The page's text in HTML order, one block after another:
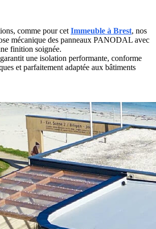
comme pour cet Immeuble à Brest, nos
mécanique des panneaux PANODAL avec
finition soignée.
une isolation performante, conforme
et parfaitement adaptée aux bâtiments